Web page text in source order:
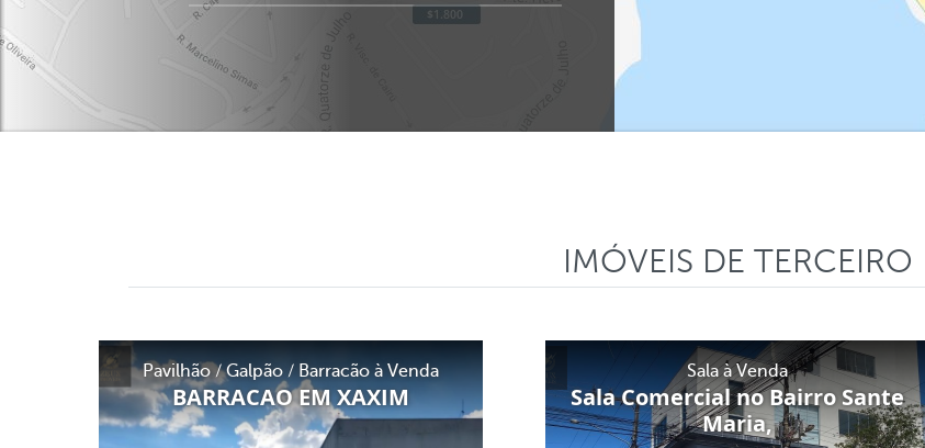
IMÓVEIS DE TERCEIRO
Pavilhão / Galpão / Barracão à Venda
BARRACAO EM XAXIM
Sala à Venda
Sala Comercial no Bairro Sante
Maria,